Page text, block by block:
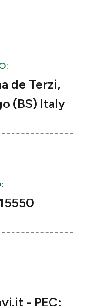
de Terzi,
(BS) Italy
- PEC: